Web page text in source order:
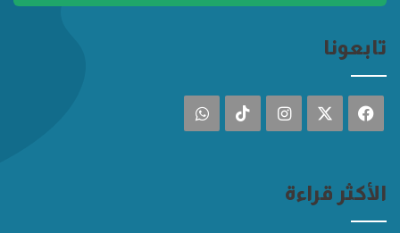
تابعونا
فيسبوك انستقرام ‫TikTokواتساب
الأكثر قراءة